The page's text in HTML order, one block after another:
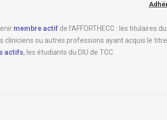
membre actif de l’AFFORTHECC : les titulaires
cliniciens ou autres professions ayant acquis le
actifs, les étudiants du DIU de TCC.